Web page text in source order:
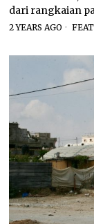
dari rangkaian
2 YEARS AGO